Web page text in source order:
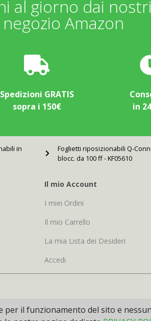
al giorno dai
Amazon
Spedizioni GRATIS
sopra i 150€
in
in
Foglietti riposizionabili Q-
blocc. da 100 ff - KF05610
Il mio Account
I miei Ordini
Il mio Carrello
La mia Lista dei Desideri
Accedi
per il funzionamento del sito e